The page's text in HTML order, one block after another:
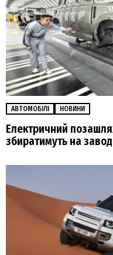
АВТОМОБІЛІ НОВИНИ
Електричний
збиратимуть на